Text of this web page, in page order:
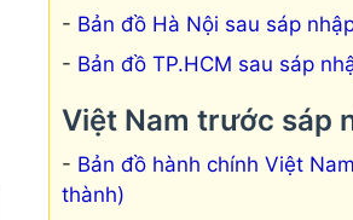
Bản đồ Hà Nội sau sáp
Bản đồ TP.HCM sau sáp
Việt Nam trước sáp
Bản đồ hành chính Việt
thành)